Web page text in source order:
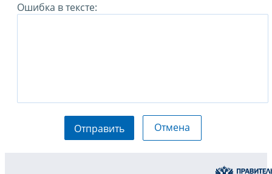
Ошибка в тексте:
Отправить Отмена